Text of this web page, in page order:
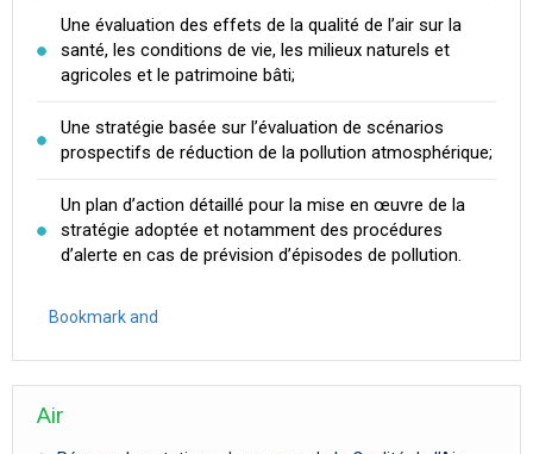
Une évaluation des effets de la qualité de l’air sur la
santé, les conditions de vie, les milieux naturels et
agricoles et le patrimoine bâti;
Une stratégie basée sur l’évaluation de scénarios
prospectifs de réduction de la pollution atmosphérique;
Un plan d’action détaillé pour la mise en œuvre de la
stratégie adoptée et notamment des procédures
d’alerte en cas de prévision d’épisodes de pollution.
Air